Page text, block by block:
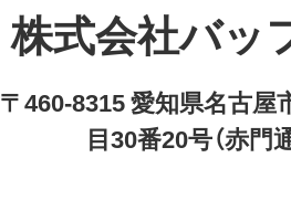
株式会社バッ
〒460-8315 愛知県名古屋
目30番20号（赤門